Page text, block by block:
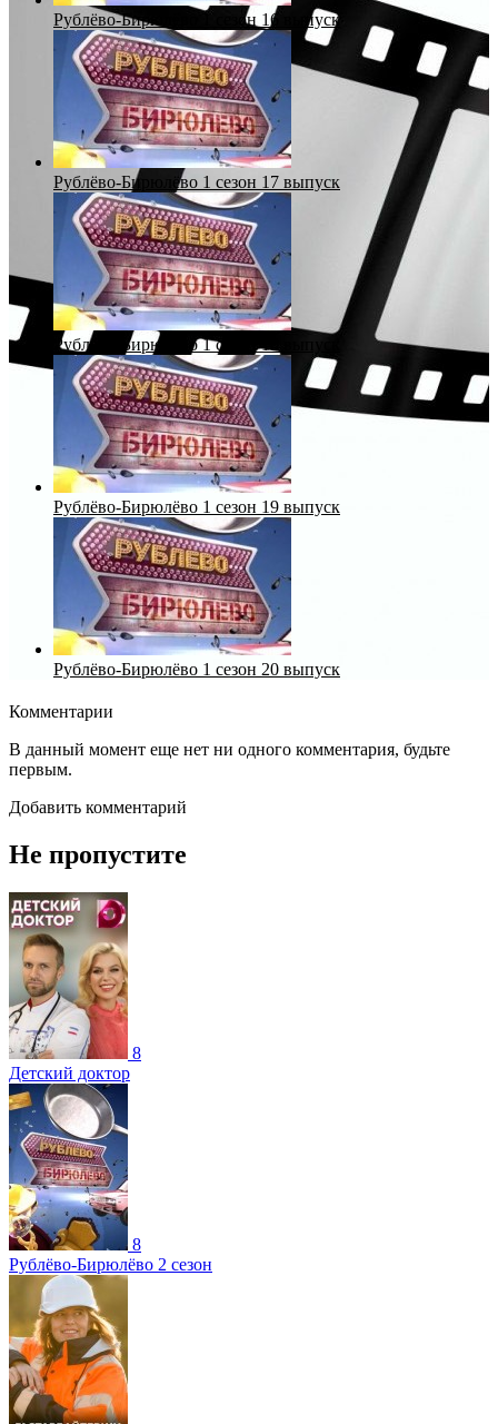
Рублёво-Бирюлёво 1 сезон 16 выпуск
Рублёво-Бирюлёво 1 сезон 17 выпуск
Рублёво-Бирюлёво 1 сезон 18 выпуск
Рублёво-Бирюлёво 1 сезон 19 выпуск
Рублёво-Бирюлёво 1 сезон 20 выпуск
Комментарии
В данный момент еще нет ни одного комментария, будьте
первым.
Добавить комментарий
Не пропустите
8
Детский доктор
8
Рублёво-Бирюлёво 2 сезон